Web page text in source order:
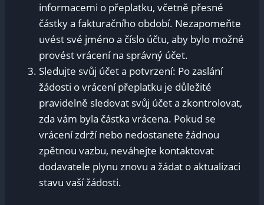
⁤informacemi o⁢ přeplatku, včetně přesné
částky ⁤a fakturačního období. Nezapomeňte
uvést své⁢ jméno a ⁢číslo účtu, aby bylo možné
provést ⁢vrácení na správný účet.
Sledujte svůj účet a potvrzení: Po zaslání
žádosti o vrácení ‍přeplatku ‍je důležité
‍pravidelně⁢ sledovat⁤ svůj ‍účet a zkontrolovat,
zda ⁢vám byla částka vrácena. ​Pokud​ se
vrácení zdrží nebo nedostanete žádnou
zpětnou vazbu, neváhejte kontaktovat
dodavatele plynu znovu a žádat​ o aktualizaci
stavu vaší žádosti.